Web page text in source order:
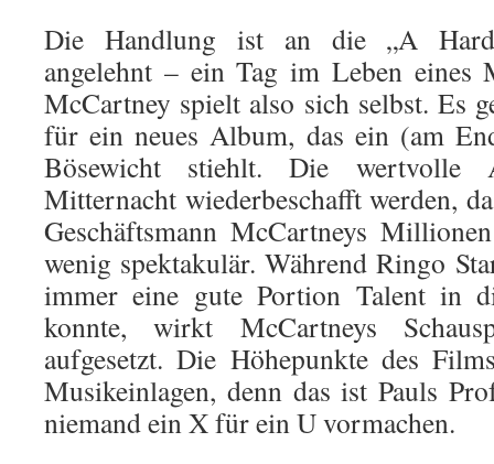
Die Handlung ist an die „A Hard
angelehnt – ein Tag im Leben eines
McCartney spielt also sich selbst. Es
für ein neues Album, das ein (am
Bösewicht stiehlt. Die wertvolle
Mitternacht wiederbeschafft werden,
Geschäftsmann McCartneys
wenig spektakulär. Während Ringo
immer eine gute Portion Talent in
konnte, wirkt McCartneys
aufgesetzt. Die Höhepunkte des
Musikeinlagen, denn das ist Pauls
niemand ein X für ein U vormachen.